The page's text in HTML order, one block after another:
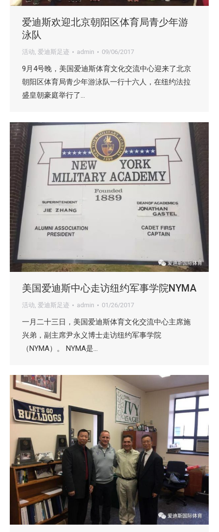
爱迪斯欢迎北京朝阳区体育局青少年游
泳队
活动, 爱迪斯足迹 admin 09/06/2017
9月4号晚，美国爱迪斯体育文化交流中心迎来了北京
朝阳区体育局青少年游泳队一行十六人，在纽约法拉
盛皇朝豪庭举行了…
美国爱迪斯中心走访纽约军事学院NYMA
活动, 爱迪斯足迹 admin 01/26/2017
一月二十三日，美国爱迪斯体育文化交流中心主席施
兴弟，副主席尹永义博士走访纽约军事学院
（NYMA）。 NYMA是…